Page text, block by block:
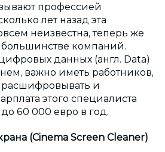
профессией
лет назад эта
неизвестна, теперь же
большинстве компаний.
данных (англ. Data)
важно иметь работников,
и
этого специалиста
до 60 000 евро в год.
(Cinema Screen Cleaner)